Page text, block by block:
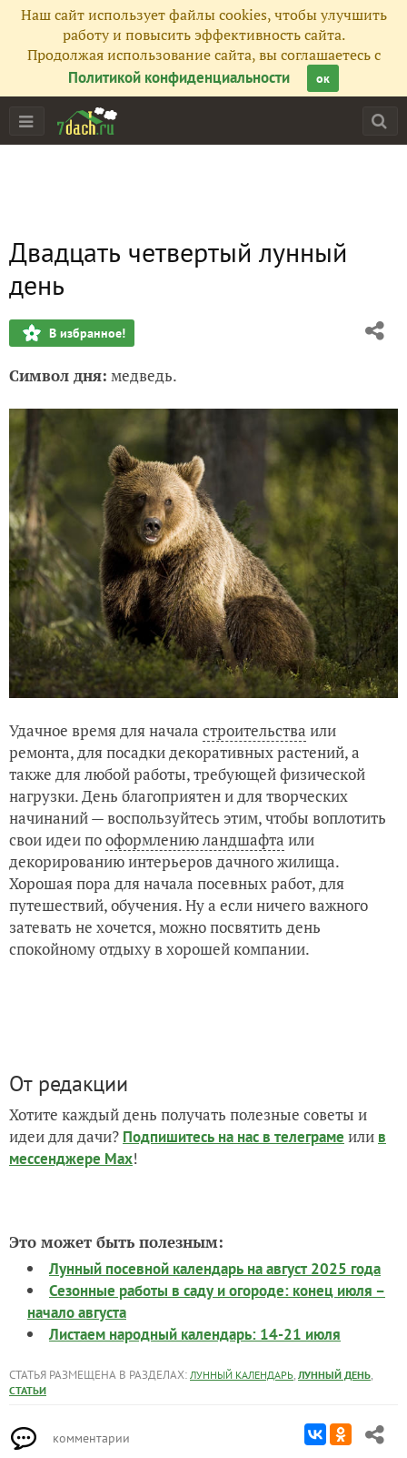
Наш сайт использует файлы cookies, чтобы улучшить
работу и повысить эффективность сайта.
Продолжая использование сайта, вы соглашаетесь с
Политикой конфиденциальности
ок
Двадцать четвертый лунный
день
В избранное!
Символ дня: медведь.
Удачное время для начала строительства или
ремонта, для посадки декоративных растений, а
также для любой работы, требующей физической
нагрузки. День благоприятен и для творческих
начинаний — воспользуйтесь этим, чтобы воплотить
свои идеи пооформлению ландшафта или
декорированию интерьеров дачного жилища.
Хорошая пора для начала посевных работ, для
путешествий, обучения. Ну а если ничего важного
затевать не хочется, можно посвятить день
спокойному отдыху в хорошей компании.
От редакции
Хотите каждый день получать полезные советы и
идеи для дачи? Подпишитесь на нас в телеграме или в
мессенджере Max!
Это может быть полезным:
Лунный посевной календарь на август 2025 года
Сезонные работы в саду и огороде: конец июля –
начало августа
Листаем народный календарь: 14-21 июля
СТАТЬЯ РАЗМЕЩЕНА В РАЗДЕЛАХ: ЛУННЫЙ КАЛЕНДАРЬ, ЛУННЫЙ ДЕНЬ,
СТАТЬИ
комментарии